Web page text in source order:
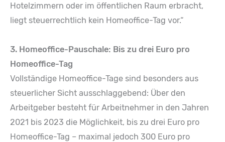
Hotelzimmern oder im öffentlichen Raum erbracht,
liegt steuerrechtlich kein Homeoffice-Tag vor.“
3. Homeoffice-Pauschale: Bis zu drei Euro pro
Homeoffice-Tag
Vollständige Homeoffice-Tage sind besonders aus
steuerlicher Sicht ausschlaggebend: Über den
Arbeitgeber besteht für Arbeitnehmer in den Jahren
2021 bis 2023 die Möglichkeit, bis zu drei Euro pro
Homeoffice-Tag – maximal jedoch 300 Euro pro